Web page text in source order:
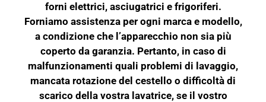
forni elettrici, asciugatrici e frigoriferi.
Forniamo assistenza per ogni marca e modello,
a condizione che l’apparecchio non sia più
coperto da garanzia. Pertanto, in caso di
malfunzionamenti quali problemi di lavaggio,
mancata rotazione del cestello o difficoltà di
scarico della vostra lavatrice, se il vostro